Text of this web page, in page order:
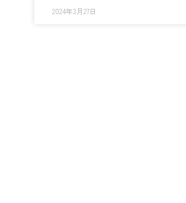
2024年3月27日